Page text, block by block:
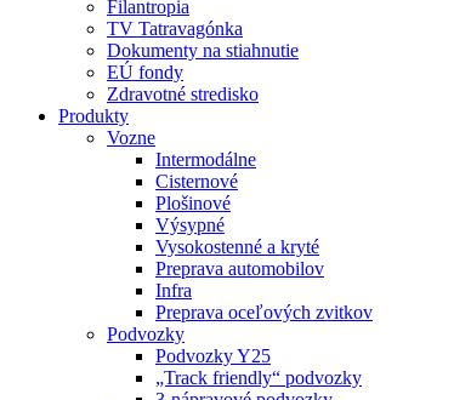
Filantropia
TV Tatravagónka
Dokumenty na stiahnutie
EÚ fondy
Zdravotné stredisko
Produkty
Vozne
Intermodálne
Cisternové
Plošinové
Výsypné
Vysokostenné a kryté
Preprava automobilov
Infra
Preprava oceľových zvitkov
Podvozky
Podvozky Y25
„Track friendly“ podvozky